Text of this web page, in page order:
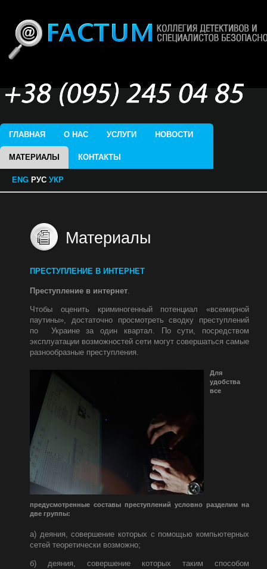
ГЛАВНАЯ О НАС УСЛУГИ НОВОСТИ
МАТЕРИАЛЫ КОНТАКТЫ
ENG РУС УКР
Материалы
ПРЕСТУПЛЕНИЕ В ИНТЕРНЕТ
Преступление в интернет.
Чтобы оценить криминогенный потенциал «всемирной
паутины», достаточно просмотреть сводку преступлений
по Украине за один квартал. По сути, посредством
эксплуатации возможностей сети могут совершаться самые
разнообразные преступления.
Для
удобства
все
предусмотренные составы преступлений условно разделим на
две группы:
а) деяния, совершение которых с помощью компьютерных
сетей теоретически возможно;
б) деяния, совершение которых таким способом